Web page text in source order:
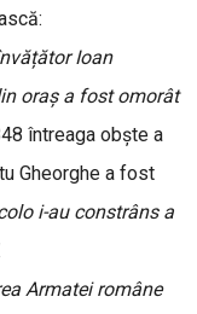
Ioan
oraş a fost omorât
întreaga obşte a
Gheorghe a fost
i-au constrâns a
Armatei române